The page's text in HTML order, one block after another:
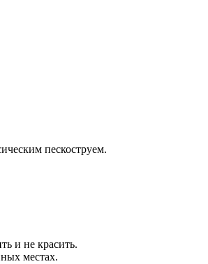
пескоструем.
и не красить.
местах.